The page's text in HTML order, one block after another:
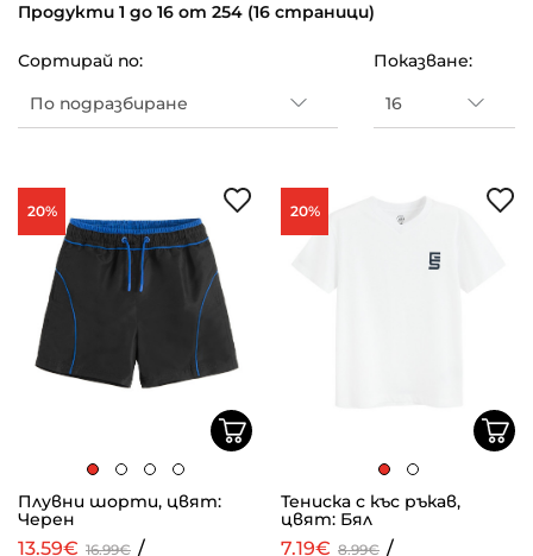
Продукти 1 до 16 от 254 (16 страници)
Сортирай по: Показване:
20%
Плувни шорти, цвят:
Черен
13.59€ 16.99€ /
20%
Тениска с къс ръкав,
цвят: Бял
7.19€ 8.99€ /